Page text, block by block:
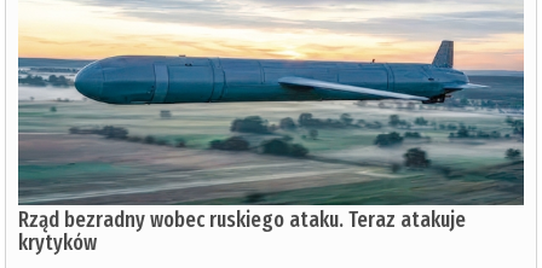
Rząd bezradny wobec ruskiego ataku. Teraz atakuje
krytyków